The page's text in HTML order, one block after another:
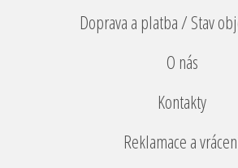
Doprava a platba / Stav
O nás
Kontakty
Reklamace a